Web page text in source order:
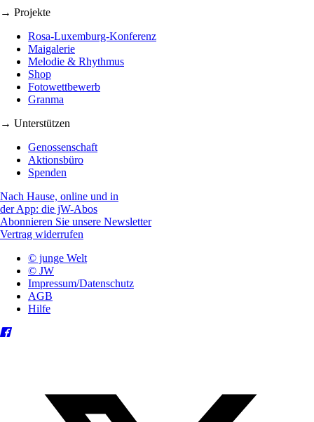
→ Projekte
Rosa-Luxemburg-Konferenz
Maigalerie
Melodie & Rhythmus
Shop
Fotowettbewerb
Granma
→ Unterstützen
Genossenschaft
Aktionsbüro
Spenden
Nach Hause, online und in
der App: die jW-Abos
Abonnieren Sie unsere Newsletter
Vertrag widerrufen
© junge Welt
© JW
Impressum/Datenschutz
AGB
Hilfe